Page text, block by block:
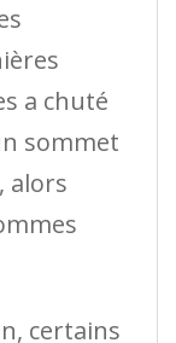
a chuté
sommet
alors
certains